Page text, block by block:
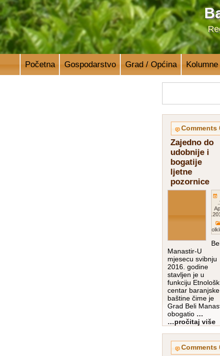
Početna Gospodarstvo Grad / Općina Kolumne
0
Zajedno do
udobnije i
bogatije
ljetne
pozornice
Manastir-U
mjesecu svibnju
2016. godine
stavljen je u
funkciju
centar baranjske
baštine čime je
Grad Beli
obogatio …
pročitaj više…
0